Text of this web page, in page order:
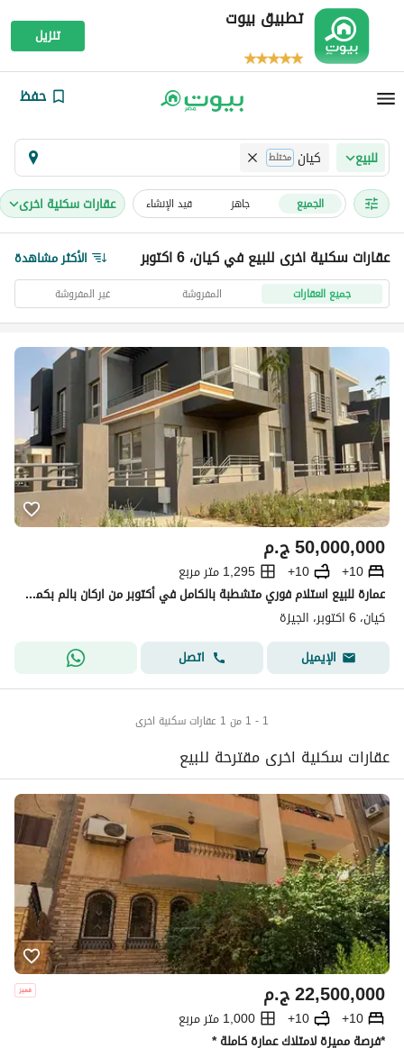
تطبيق بيوت
تنزيل
حفظ
للبيع كيان مختلط
الجميع جاهز قيد الإنشاء عقارات سكنية اخرى
عقارات سكنية اخرى للبيع في كيان، 6 اكتوبر الأكثر مشاهدة
جميع العقارات المفروشة غير المفروشة
ج.م50,000,000
10+
10+
1,295 متر مربع
عمارة للبيع استلام فوري متشطبة بالكامل في أكتوبر من اركان بالم بكمبوند كيان
كيان، 6 اكتوبر، الجيزة
الإيميل
اتصل
1 - 1 من 1 عقارات سكنية اخرى
عقارات سكنية اخرى مقترحة للبيع
ج.م22,500,000
10+
10+
1,000 متر مربع
*فرصة مميزة لامتلاك عمارة كاملة *